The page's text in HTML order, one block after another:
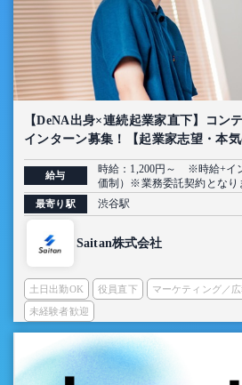
【DeNA出身×連続起業家直下】コン
インターン募集！【起業家志望・本
定】
給与
時給：1,200円～ ※時給+イ
価制）※業務委託契約となり
最寄り駅 渋谷駅
Saitan株式会社
土日出勤OK 役員直下 マーケティング／広
未経験者歓迎